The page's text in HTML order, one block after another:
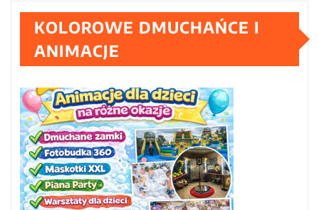
KOLOROWE DMUCHAŃCE I
ANIMACJE